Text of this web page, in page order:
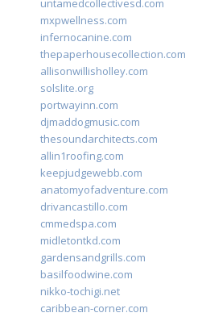
untamedcollectivesd.com
mxpwellness.com
infernocanine.com
thepaperhousecollection.com
allisonwillisholley.com
solslite.org
portwayinn.com
djmaddogmusic.com
thesoundarchitects.com
allin1roofing.com
keepjudgewebb.com
anatomyofadventure.com
drivancastillo.com
cmmedspa.com
midletontkd.com
gardensandgrills.com
basilfoodwine.com
nikko-tochigi.net
caribbean-corner.com